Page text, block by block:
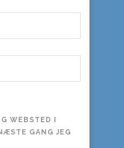
WEBSTED I
GANG JEG